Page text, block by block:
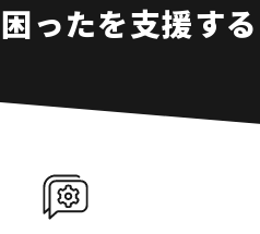
困ったを支援する